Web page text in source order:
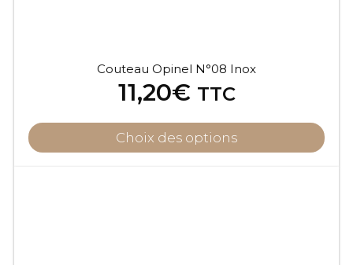
Couteau Opinel N°08 Inox
11,20€ TTC
Choix des options